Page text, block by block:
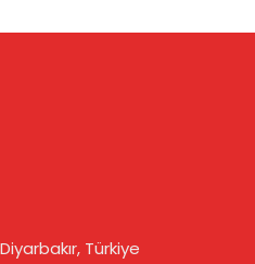
Türkiye